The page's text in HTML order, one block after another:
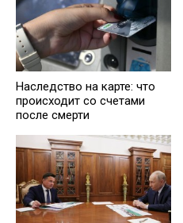
Наследство на карте: что
происходит со счетами
после смерти